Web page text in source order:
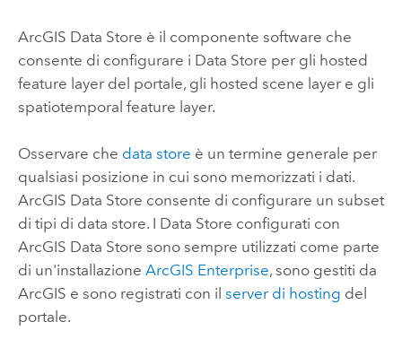
ArcGIS Data Store è il componente software che
consente di configurare i Data Store per gli hosted
feature layer del portale, gli hosted scene layer e gli
spatiotemporal feature layer.
Osservare che data store è un termine generale per
qualsiasi posizione in cui sono memorizzati i dati.
ArcGIS Data Store consente di configurare un subset
di tipi di data store. I Data Store configurati con
ArcGIS Data Store sono sempre utilizzati come parte
di un'installazione ArcGIS Enterprise, sono gestiti da
ArcGIS e sono registrati con il server di hosting del
portale.